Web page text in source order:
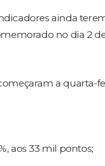
ainda
no dia 2
a quarta-
aos 33 mil pontos;